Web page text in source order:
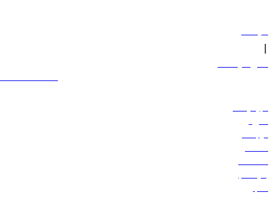
سياساتنا
|
الشروط والأحكام
600 544 445
حجز الرحلات
العروض
الوجهات
الأمتعة
المساعدة
إدارة الحجز
الأخبار